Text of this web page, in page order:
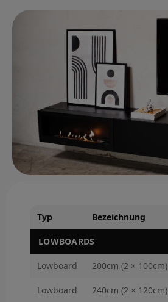
Typ Bezeichnung
LOWBOARDS
Lowboard 200cm (2 × 100cm)
Lowboard 240cm (2 × 120cm)